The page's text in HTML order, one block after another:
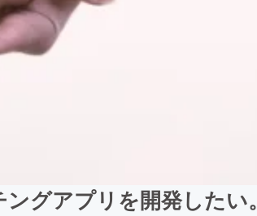
グアプリを開発したい。